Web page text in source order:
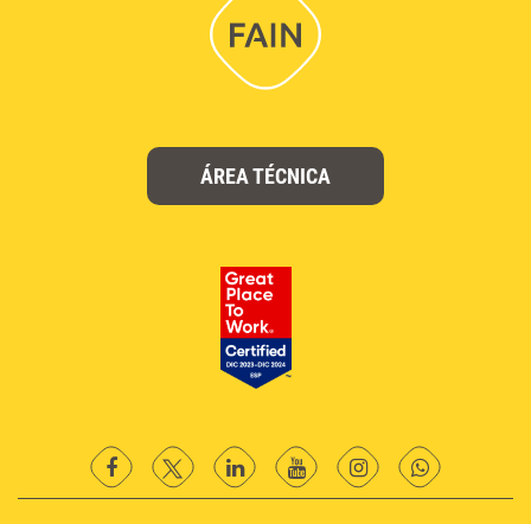
ÁREA TÉCNICA
facebooktwitter LinkedinYouTubeinstagramWhatsapp